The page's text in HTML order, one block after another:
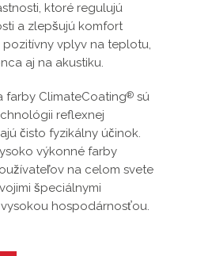
ktoré regulujú
a zlepšujú komfort
pozitívny vplyv na teplotu,
aj na akustiku.
farby ClimateCoating® sú
reflexnej
čisto fyzikálny účinok.
výkonné farby
na celom svete
špeciálnymi
hospodárnosťou.